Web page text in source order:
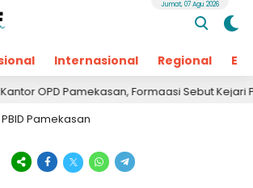
Internasional Regional
Jumat, 07 Agu 2026
OPD Pamekasan, Formaasi Sebut Kejari
Pamekasan